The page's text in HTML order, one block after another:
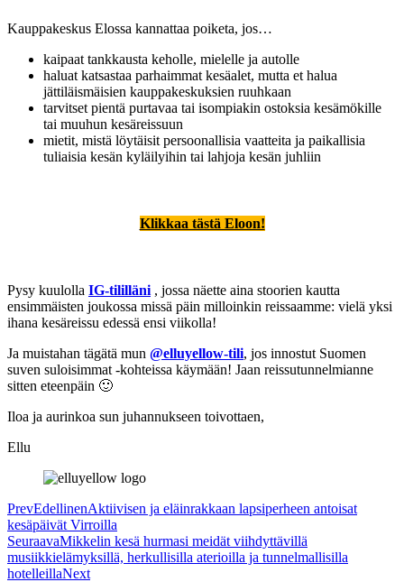
Kauppakeskus Elossa kannattaa poiketa, jos…
kaipaat tankkausta keholle, mielelle ja autolle
haluat katsastaa parhaimmat kesäalet, mutta et halua
jättiläismäisien kauppakeskuksien ruuhkaan
tarvitset pientä purtavaa tai isompiakin ostoksia kesämökille
tai muuhun kesäreissuun
mietit, mistä löytäisit persoonallisia vaatteita ja paikallisia
tuliaisia kesän kyläilyihin tai lahjoja kesän juhliin
Klikkaa tästä Eloon!
Pysy kuulolla IG-tililläni , jossa näette aina stoorien kautta
ensimmäisten joukossa missä päin milloinkin reissaamme: vielä yksi
ihana kesäreissu edessä ensi viikolla!
Ja muistahan tägätä mun @elluyellow-tili, jos innostut Suomen
suven suloisimmat -kohteissa käymään! Jaan reissutunnelmianne
sitten eteenpäin 🙂
Iloa ja aurinkoa sun juhannukseen toivottaen,
Ellu
PrevEdellinenAktiivisen ja eläinrakkaan lapsiperheen antoisat
kesäpäivät Virroilla
SeuraavaMikkelin kesä hurmasi meidät viihdyttävillä
musiikkielämyksillä, herkullisilla aterioilla ja tunnelmallisilla
hotelleillaNext